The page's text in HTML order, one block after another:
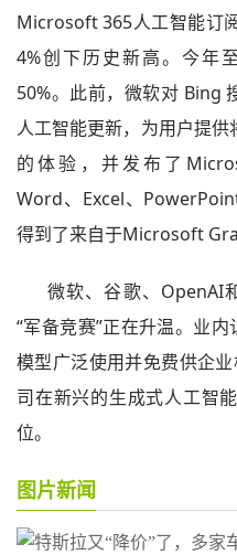
Microsoft 365人工智能订
4%创下历史新高。今年
50%。此前，微软对 Bing
人工智能更新，为用户提
的体验，并发布了
Word、Excel、
得到了来自于Microsoft
微软、谷歌、OpenAI
“军备竞赛”正在升温。业
模型广泛使用并免费供企
司在新兴的生成式人工智
位。
图片新闻